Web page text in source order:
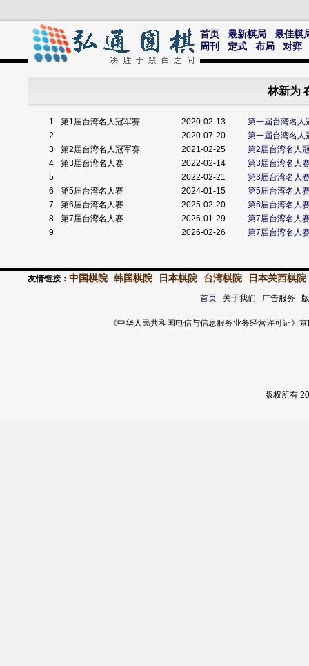
首页 最新棋局
最佳棋
周刊
定式 布局 对弈
林新为
1 第1届台湾名人冠军赛 2020-02-13
第一屆台湾名人
2
2020-07-20
第一屆台湾名人
3
第2届台湾名人冠军赛 2021-02-25
第2届台湾名人
4
第3届台湾名人赛 2022-02-14
第3届台湾名人
5
2022-02-21
第3届台湾名人
6
第5届台湾名人赛 2024-01-15
第5届台湾名人
7
第6届台湾名人赛 2025-02-20
第6届台湾名人
8
第7届台湾名人赛 2026-01-29
第7届台湾名人
9
2026-02-26 第7届台湾名人
友情链接： 中国棋院 韩国棋院 日本棋院 台湾棋院 日本关西棋院
首页关于我们 广告服务
《中华人民共和国电信与信息服务业务经营许可证
版权所有